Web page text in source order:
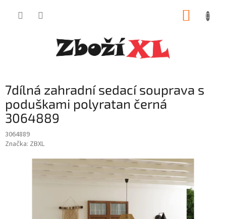
7dílná zahradní sedací souprava s
poduškami polyratan černá
3064889
3064889
Značka: ZBXL